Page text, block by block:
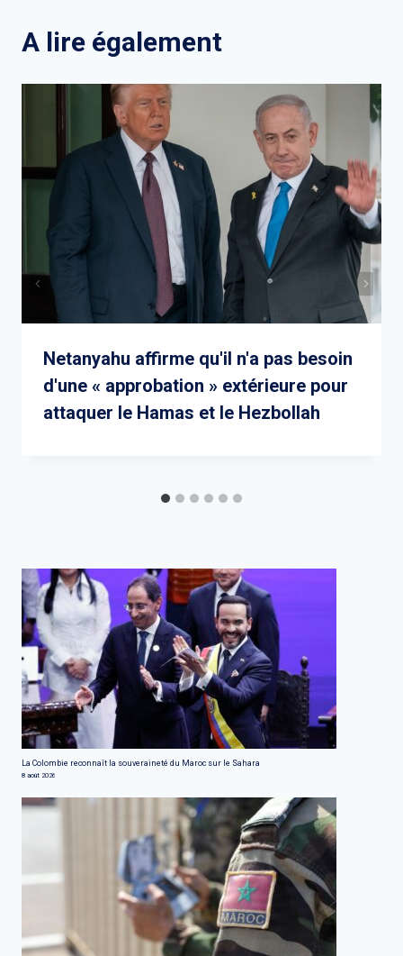
A lire également
Netanyahu affirme qu'il n'a pas besoin
d'une « approbation » extérieure pour
attaquer le Hamas et le Hezbollah
La Colombie reconnaît la souveraineté du Maroc sur le Sahara
8 août 2026